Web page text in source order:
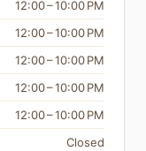
12:00 – 10:00 PM
12:00 – 10:00 PM
12:00 – 10:00 PM
12:00 – 10:00 PM
12:00 – 10:00 PM
Closed